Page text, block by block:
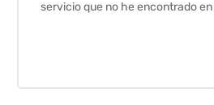
escoger los azulejos. Lo